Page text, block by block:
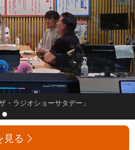
ラジオショーサタデー」
見る